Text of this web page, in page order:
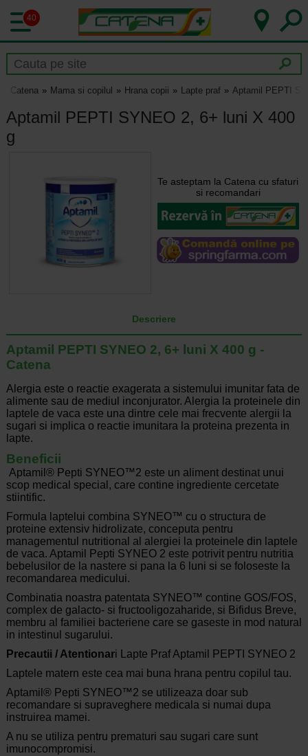
40
Catena Mama si copilul Hrana copii Lapte praf Aptamil PEPTI
Aptamil PEPTI SYNEO 2, 6+ luni X 400
g
Te asteptam la Catena cu sfaturi
si recomandari
Descriere
Aptamil PEPTI SYNEO 2, 6+ luni X 400 g -
Catena
Alergia este o reactie exagerata a sistemului imunitar fata de
alimente sau de mediul inconjurator. Alergia la proteinele din
laptele de vaca este una dintre cele mai frecvente alergii la
sugari si implica o reactie imunitara la proteina prezenta in
lapte.
Beneficii
Aptamil® Pepti SYNEO™2 este un aliment destinat unui
scop medical special, care contine ingrediente cercetate
stiintific.
Formula laptelui combina SYNEO™ cu o structura de
proteine extensiv hidrolizate, conceputa pentru
managementul nutritional al alergiei la proteinele din laptele
de vaca. Aptamil Pepti SYNEO 2 este potrivit pentru nutritia
bebelusilor de la nastere si pana la 6 luni si se foloseste la
recomandarea medicului.
Combinatia noastra patentata SYNEO™ contine GOS/FOS,
complex de galacto- si fructooligozaharide, si Bifidus Breve,
membru al familiei bacteriene care se gaseste in mod natural
in intestinul sugarului.
Precautii / Atentionari Lapte Praf Aptamil PEPTI SYNEO 2
Laptele matern este cea mai buna hrana pentru copilul tau.
Aptamil® Pepti SYNEO™2 se utilizeaza doar sub
recomandare si supraveghere medicala si numai dupa
instruirea mamei.
A nu se utiliza pentru prematuri sau sugari care sunt
imunocompromisi.